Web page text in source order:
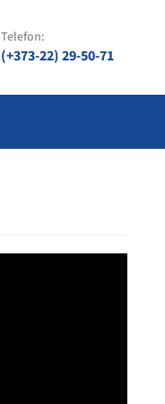
Telefon:
(+373-22) 29-50-71